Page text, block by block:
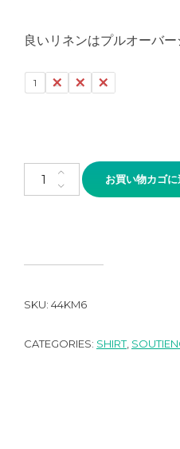
良いリネンはプルオーバ
1 2 3 4
SOUTIENCOL RE-MAKE POLO
お買い物カゴ
SKU: 44KM6
CATEGORIES: SHIRT,